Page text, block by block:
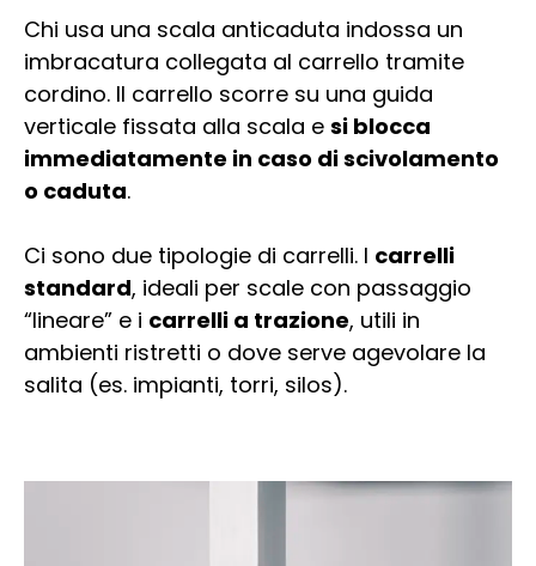
Chi usa una scala anticaduta indossa un
imbracatura collegata al carrello tramite
cordino. Il carrello scorre su una guida
verticale fissata alla scala e si blocca
immediatamente in caso di scivolamento
o caduta.
Ci sono due tipologie di carrelli. I carrelli
standard, ideali per scale con passaggio
“lineare” e i carrelli a trazione, utili in
ambienti ristretti o dove serve agevolare la
salita (es. impianti, torri, silos).